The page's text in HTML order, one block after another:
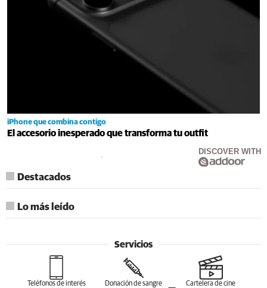
iPhone que combina contigo
El accesorio inesperado que transforma tu outfit
DISCOVER WITH
Destacados
Lo más leído
Servicios
Teléfonos de interés Donación de sangre Cartelera de cine